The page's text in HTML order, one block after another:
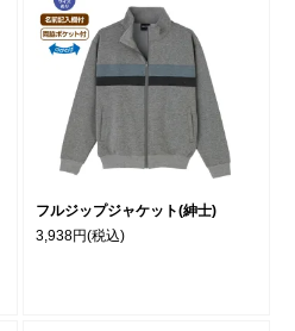
フルジップジャケット(紳士)
3,938円(税込)